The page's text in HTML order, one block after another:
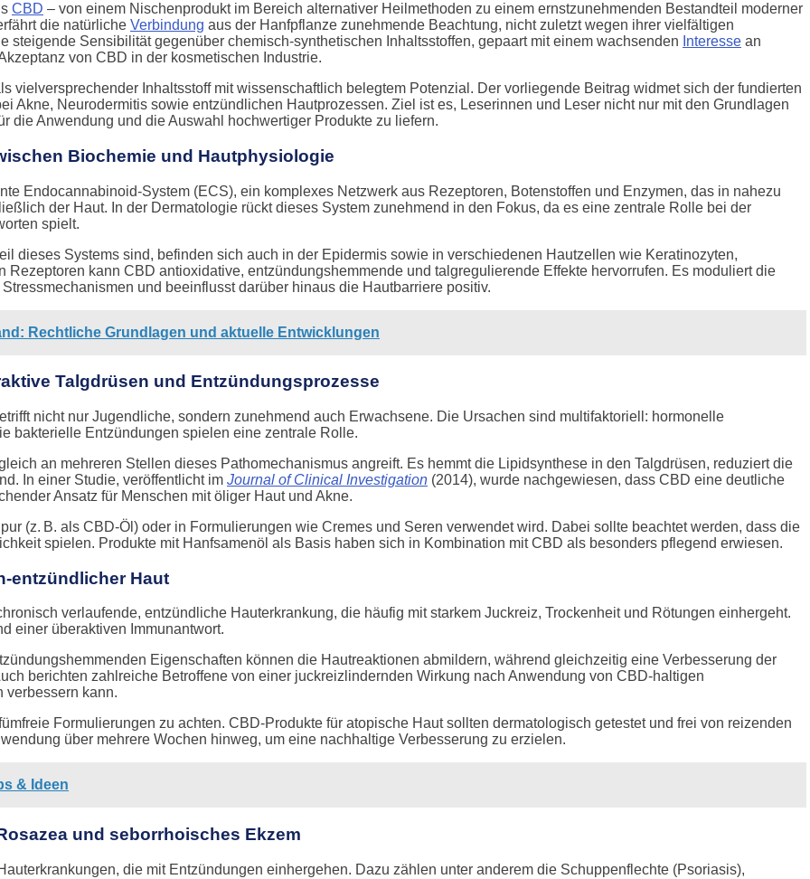
CBD – von einem Nischenprodukt im Bereich alternativer Heilmethoden zu einem ernstzunehmenden Bestandteil moderner
die natürliche Verbindung aus der Hanfpflanze zunehmende Beachtung, nicht zuletzt wegen ihrer vielfältigen
Sensibilität gegenüber chemisch-synthetischen Inhaltsstoffen, gepaart mit einem wachsenden Interesse an
von CBD in der kosmetischen Industrie.
vielversprechender Inhaltsstoff mit wissenschaftlich belegtem Potenzial. Der vorliegende Beitrag widmet sich der fundierten
Akne, Neurodermitis sowie entzündlichen Hautprozessen. Ziel ist es, Leserinnen und Leser nicht nur mit den Grundlagen
die Anwendung und die Auswahl hochwertiger Produkte zu liefern.
Biochemie und Hautphysiologie
Endocannabinoid-System (ECS), ein komplexes Netzwerk aus Rezeptoren, Botenstoffen und Enzymen, das in nahezu
der Haut. In der Dermatologie rückt dieses System zunehmend in den Fokus, da es eine zentrale Rolle bei der
spielt.
dieses Systems sind, befinden sich auch in der Epidermis sowie in verschiedenen Hautzellen wie Keratinozyten,
Rezeptoren kann CBD antioxidative, entzündungshemmende und talgregulierende Effekte hervorrufen. Es moduliert die
und beeinflusst darüber hinaus die Hautbarriere positiv.
Rechtliche Grundlagen und aktuelle Entwicklungen
Talgdrüsen und Entzündungsprozesse
nicht nur Jugendliche, sondern zunehmend auch Erwachsene. Die Ursachen sind multifaktoriell: hormonelle
bakterielle Entzündungen spielen eine zentrale Rolle.
an mehreren Stellen dieses Pathomechanismus angreift. Es hemmt die Lipidsynthese in den Talgdrüsen, reduziert die
In einer Studie, veröffentlicht im Journal of Clinical Investigation (2014), wurde nachgewiesen, dass CBD eine deutliche
Ansatz für Menschen mit öliger Haut und Akne.
(z. B. als CBD-Öl) oder in Formulierungen wie Cremes und Seren verwendet wird. Dabei sollte beachtet werden, dass die
spielen. Produkte mit Hanfsamenöl als Basis haben sich in Kombination mit CBD als besonders pflegend erwiesen.
entzündlicher Haut
verlaufende, entzündliche Hauterkrankung, die häufig mit starkem Juckreiz, Trockenheit und Rötungen einhergeht.
einer überaktiven Immunantwort.
Eigenschaften können die Hautreaktionen abmildern, während gleichzeitig eine Verbesserung der
berichten zahlreiche Betroffene von einer juckreizlindernden Wirkung nach Anwendung von CBD-haltigen
verbessern kann.
Formulierungen zu achten. CBD-Produkte für atopische Haut sollten dermatologisch getestet und frei von reizenden
über mehrere Wochen hinweg, um eine nachhaltige Verbesserung zu erzielen.
& Ideen
und seborrhoisches Ekzem
die mit Entzündungen einhergehen. Dazu zählen unter anderem die Schuppenflechte (Psoriasis),